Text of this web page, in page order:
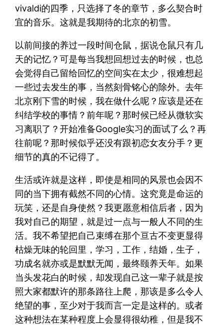
vivaldi的四季，只选择了冬的章节，多么契合时
宜的音乐。这就是我期待的北京的初雪。
以前间接的养过一段时间仓鼠，据说仓鼠只有几
天的记忆？可是每当我想回想过去的时候，也总
会觉得自己留给回忆的空间实在太少，很难想起
一些过去发生的事，当然刻骨铭心的除外。去年
北京刚下雪的时候，我在做什么呢？应该是还在
纠结学校的事情？前年呢？那时候已经从微软实
习离职了？开始准备Google实习的面试了么？再
往前呢？那时候似乎还没有跟初恋女友分手？更
细节的真的不记得了。
生活或许就是这样，即使是相同的风景也会因不
同的当下拥有截然不同的心情。这究竟是命运的
玩笑，还是自身使然？我更愿意相信后者，因为
我对自己的期望，就是过一点与一般人不同的生
活。我不希望把自己束缚在那个亘古不变更显得
枯燥无味的轮回里，学习，工作，结婚，生子，
功成名就亦或是默默无闻，最终颐养天年。如果
当头发花白的时候，却发现自己这一辈子就是按
照大家都默许的那条路往上爬，那该是多么令人
绝望的事，至少对于我而言一定是这样的。或者
这种想法在某种程度上会显得很幼稚，但是我不